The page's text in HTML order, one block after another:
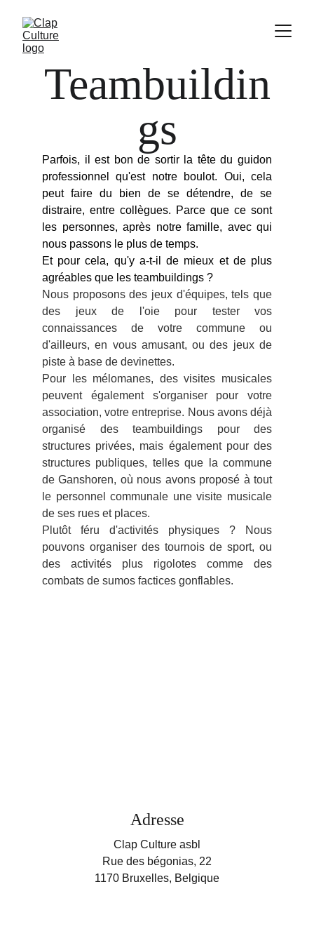
Teambuildin
gs
Parfois, il est bon de sortir la tête du guidon
professionnel qu'est notre boulot. Oui, cela
peut faire du bien de se détendre, de se
distraire, entre collègues. Parce que ce sont
les personnes, après notre famille, avec qui
nous passons le plus de temps.
Et pour cela, qu'y a-t-il de mieux et de plus
agréables que les teambuildings ?
Nous proposons des jeux d'équipes, tels que
des jeux de l'oie pour tester vos
connaissances de votre commune ou
d'ailleurs, en vous amusant, ou des jeux de
piste à base de devinettes.
Pour les mélomanes, des visites musicales
peuvent également s'organiser pour votre
association, votre entreprise. Nous avons déjà
organisé des teambuildings pour des
structures privées, mais également pour des
structures publiques, telles que la commune
de Ganshoren, où nous avons proposé à tout
le personnel communale une visite musicale
de ses rues et places.
Plutôt féru d'activités physiques ? Nous
pouvons organiser des tournois de sport, ou
des activités plus rigolotes comme des
combats de sumos factices gonflables.
Adresse
Clap Culture asbl
Rue des bégonias, 22
1170 Bruxelles, Belgique